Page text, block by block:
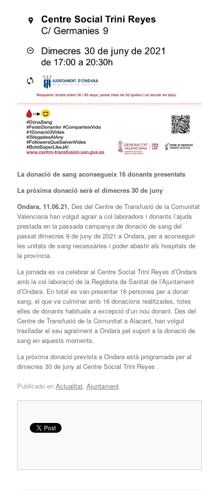
La donació de sang aconsegueix 16 donants presentats
La pròxima donació serà el dimecres 30 de juny
Ondara, 11.06.21. Des del Centre de Transfusió de la Comunitat
Valenciana han volgut agrair a col·laboradors i donants l’ajuda
prestada en la passada campanya de donació de sang del
passat dimecres 9 de juny de 2021 a Ondara, per a aconseguir
les unitats de sang necessàries i poder abastir als hospitals de
la província.
La jornada es va celebrar al Centre Social Trini Reyes d’Ondara
amb la col·laboració de la Regidoria de Sanitat de l’Ajuntament
d’Ondara. En total es van presentar 16 persones per a donar
sang, el que va culminar amb 16 donacions realitzades, totes
elles de donants habituals a excepció d’un nou donant. Des del
Centre de Transfusió de la Comunitat a Alacant, han volgut
traslladar el seu agraïment a Ondara pel suport a la donació de
sang en aquests moments.
La pròxima donació prevista a Ondara està programada per al
dimecres 30 de juny al Centre Social Trini Reyes .
Publicado en Actualitat, Ajuntament.